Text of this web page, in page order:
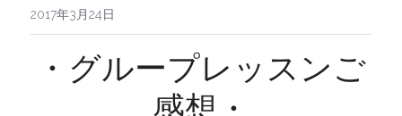
2017年3月24日
・グループレッスンご
感想・